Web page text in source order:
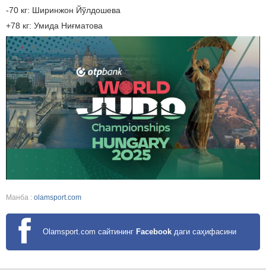
-70 кг: Ширинжон Йўлдошева
+78 кг: Умида Ниғматова
Манба : olamsport.com
Olamsport.com сайтининг Facebook даги саҳифасини